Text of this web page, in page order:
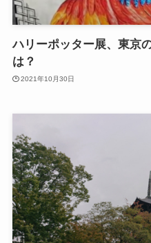
ハリーポッター展、東京
は？
2021年10月30日